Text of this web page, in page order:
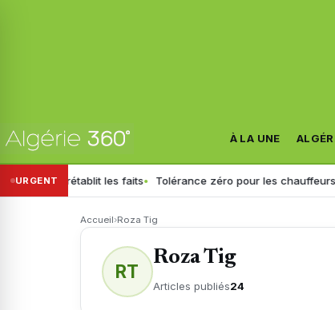
À LA UNE
URGENT
rétablit les faits Tolérance zéro pour les chauffeurs : la GN
Accueil›Roza Tig
RT
Roza Tig
Articles publiés24